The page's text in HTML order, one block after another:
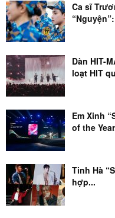
Ca sĩ
Dàn HIT-
loạt HIT
Em Xinh
of the
Tinh Hà
hợp...